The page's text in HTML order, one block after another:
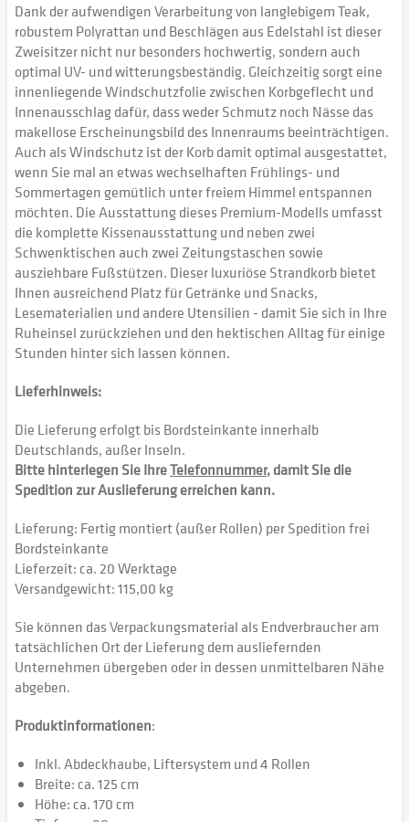
Dank der aufwendigen Verarbeitung von langlebigem Teak,
robustem Polyrattan und Beschlägen aus Edelstahl ist dieser
Zweisitzer nicht nur besonders hochwertig, sondern auch
optimal UV- und witterungsbeständig. Gleichzeitig sorgt eine
innenliegende Windschutzfolie zwischen Korbgeflecht und
Innenausschlag dafür, dass weder Schmutz noch Nässe das
makellose Erscheinungsbild des Innenraums beeinträchtigen.
Auch als Windschutz ist der Korb damit optimal ausgestattet,
wenn Sie mal an etwas wechselhaften Frühlings- und
Sommertagen gemütlich unter freiem Himmel entspannen
möchten. Die Ausstattung dieses Premium-Modells umfasst
die komplette Kissenausstattung und neben zwei
Schwenktischen auch zwei Zeitungstaschen sowie
ausziehbare Fußstützen. Dieser luxuriöse Strandkorb bietet
Ihnen ausreichend Platz für Getränke und Snacks,
Lesematerialien und andere Utensilien - damit Sie sich in Ihre
Ruheinsel zurückziehen und den hektischen Alltag für einige
Stunden hinter sich lassen können.
Lieferhinweis:
Die Lieferung erfolgt bis Bordsteinkante innerhalb
Deutschlands, außer Inseln.
Bitte hinterlegen Sie IhreTelefonnummer, damit Sie die
Spedition zur Auslieferung erreichen kann.
Lieferung: Fertig montiert (außer Rollen) per Spedition frei
Bordsteinkante
Lieferzeit: ca. 20 Werktage
Versandgewicht: 115,00 kg
Sie können das Verpackungsmaterial als Endverbraucher am
tatsächlichen Ort der Lieferung dem ausliefernden
Unternehmen übergeben oder in dessen unmittelbaren Nähe
abgeben.
Produktinformationen:
Inkl. Abdeckhaube, Liftersystem und 4 Rollen
Breite: ca. 125 cm
Höhe: ca. 170 cm